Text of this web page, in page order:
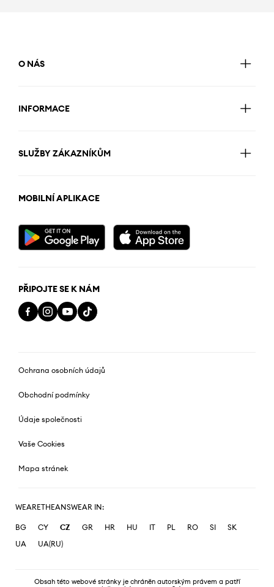
O NÁS
INFORMACE
SLUŽBY ZÁKAZNÍKŮM
MOBILNÍ APLIKACE
PŘIPOJTE SE K NÁM
Ochrana osobních údajů
Obchodní podmínky
Údaje společnosti
Vaše Cookies
Mapa stránek
WEARETHEANSWEAR IN:
BG CY CZ GR HR HU IT PL RO SI
SK
UA
UA(RU)
Obsah této webové stránky je chráněn autorským právem a patří